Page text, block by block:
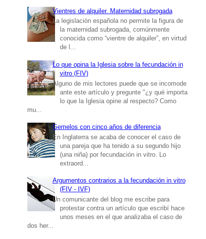
Vientres de alquiler. Maternidad subrogada
La legislación española no permite la figura de
la maternidad subrogada, comúnmente
conocida como “vientre de alquiler”, en virtud
de l...
Lo que opina la Iglesia sobre la fecundación in
vitro (FIV)
Alguno de mis lectores puede que se incomode
ante este artículo y pregunte "¿y qué importa
lo que la Iglesia opine al respecto? Como
mu...
Gemelos con cinco años de diferencia
En Inglaterra se acaba de conocer el caso de
una pareja que ha tenido a su segundo hijo
(una niña) por fecundación in vitro. Lo
extraord...
Argumentos contrarios a la fecundación in vitro
(FIV - IVF)
Un comunicante del blog me escribe para
protestar contra un artículo que escribí hace
unos meses en el que analizaba el caso de
dos her...